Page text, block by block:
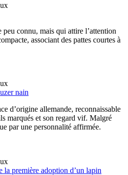
connu, mais qui attire l’attention
associant des pattes courtes à
nain
d’origine allemande, reconnaissable
marqués et son regard vif. Malgré
par une personnalité affirmée.
la première adoption d’un lapin